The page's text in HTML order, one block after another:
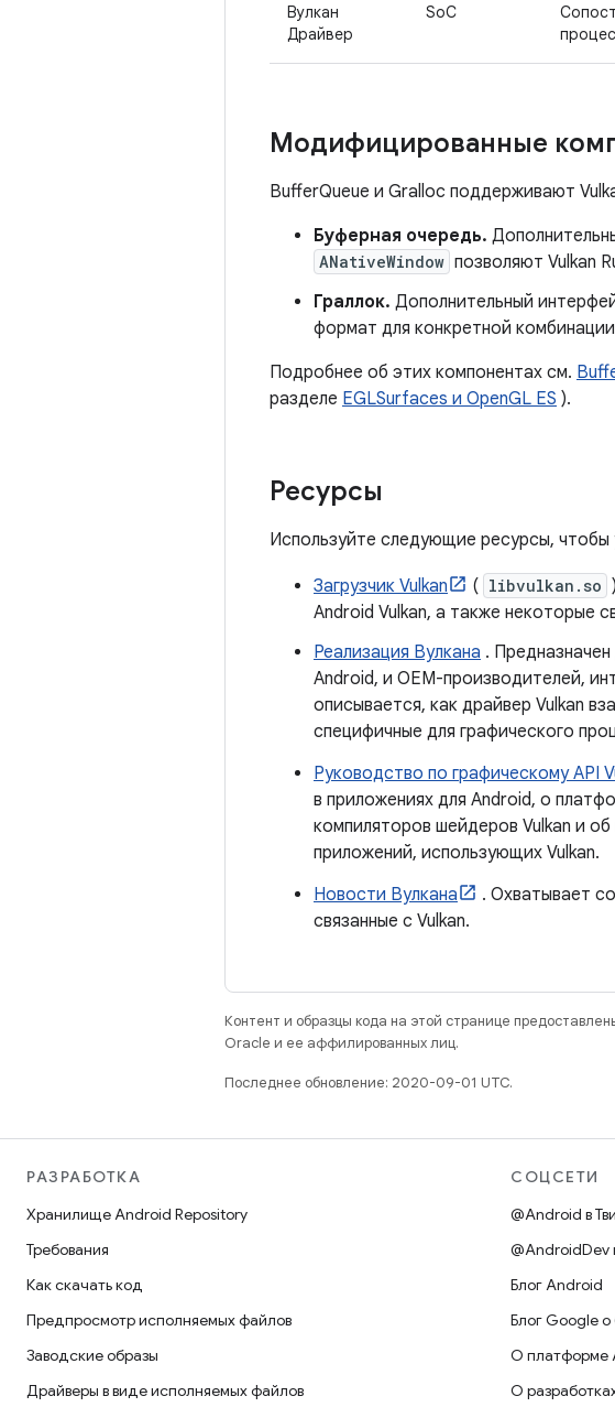
Вулкан
Драйвер
SoC
Модифицированные
BufferQueue и Gralloc поддерживают
Буферная очередь.
ANativeWindow позволяют Vulkan
Граллок. Дополнительный
формат для конкретной
Подробнее об этих компонентах см.
разделе EGLSurfaces и OpenGL ES ).
Ресурсы
Используйте следующие ресурсы, чтобы
Загрузчик Vulkan ( libvulkan.so
Android Vulkan, а также некоторые
Реализация Вулкана .
Android, и OEM-производителей,
описывается, как драйвер Vulkan
специфичные для графического
Руководство по графическому API
в приложениях для Android, о
компиляторов шейдеров Vulkan и
приложений, использующих Vulkan.
Новости Вулкана
. Охватывает
связанные с Vulkan.
Контент и образцы кода на этой странице
Oracle и ее аффилированных лиц.
Последнее обновление: 2020-09-01 UTC.
РАЗРАБОТКА
Хранилище Android Repository
Требования
Как скачать код
Предпросмотр исполняемых файлов
Заводские образы
Драйверы в виде исполняемых файлов
СОЦСЕТИ
@Android в
@AndroidDev
Блог Android
Блог Google
О платформе
О